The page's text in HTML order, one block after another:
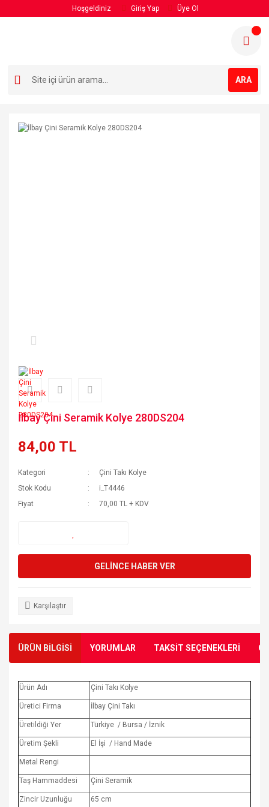
Hoşgeldiniz Giriş Yap Üye Ol
ARA
İlbay Çini Seramik Kolye 280DS204
84,00 TL
Kategori
Çini Takı Kolye
Stok Kodu
i_T4446
Fiyat
70,00 TL + KDV
GELİNCE HABER VER
Karşılaştır
ÜRÜN BİLGİSİ YORUMLAR TAKSİT SEÇENEKLERİ
Ürün Adı Çini Takı Kolye
Üretici Firma İlbay Çini Takı
Üretildiği Yer Türkiye / Bursa / İznik
Üretim Şekli El İşi / Hand Made
Metal Rengi
Taş Hammaddesi Çini Seramik
Zincir Uzunluğu 65 cm